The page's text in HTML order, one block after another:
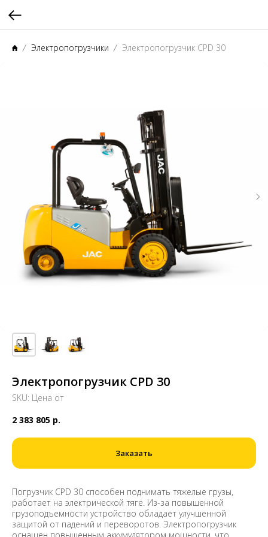
Электропогрузчики Электропогрузчик CPD 30
Электропогрузчик CPD 30
SKU: Цена от
2 383 805 р.
Заказать
Погрузчик CPD 30 способен поднимать тяжелые грузы,
работает на электрической тяге. Из-за повышенной
грузоподъемности устройство обладает улучшенной
защитой от падений и переворотов. Электропогрузчик